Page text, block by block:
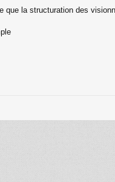
la structuration des